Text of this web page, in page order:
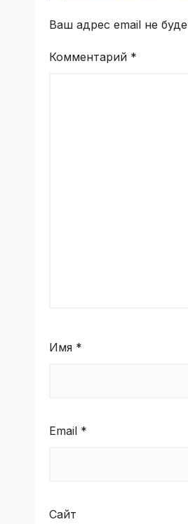
Ваш адрес email не
Комментарий *
Имя *
Email *
Сайт